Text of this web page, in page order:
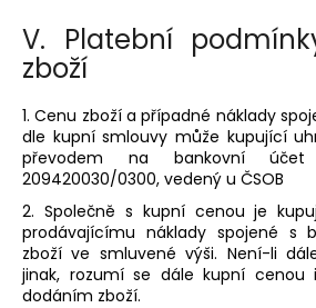
V. Platební
zboží
1. Cenu zboží a případné náklady
dle kupní smlouvy může kupující
převodem na bankovní účet
209420030/0300, vedený u ČSOB
2. Společně s kupní cenou je
prodávajícímu náklady spojené s
zboží ve smluvené výši. Není-li
jinak, rozumí se dále kupní cenou
dodáním zboží.